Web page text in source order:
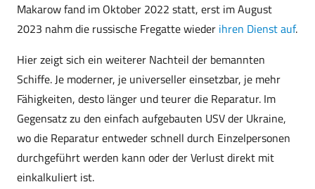
Makarow fand im Oktober 2022 statt, erst im August
2023 nahm die russische Fregatte wieder ihren Dienst auf.
Hier zeigt sich ein weiterer Nachteil der bemannten
Schiffe. Je moderner, je universeller einsetzbar, je mehr
Fähigkeiten, desto länger und teurer die Reparatur. Im
Gegensatz zu den einfach aufgebauten USV der Ukraine,
wo die Reparatur entweder schnell durch Einzelpersonen
durchgeführt werden kann oder der Verlust direkt mit
einkalkuliert ist.